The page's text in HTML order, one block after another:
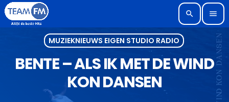
search menu
MUZIEKNIEUWS EIGEN STUDIO RADIO
BENTE – ALS IK MET DE WIND
KON DANSEN